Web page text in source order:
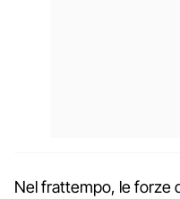
Nel frattempo, le forze